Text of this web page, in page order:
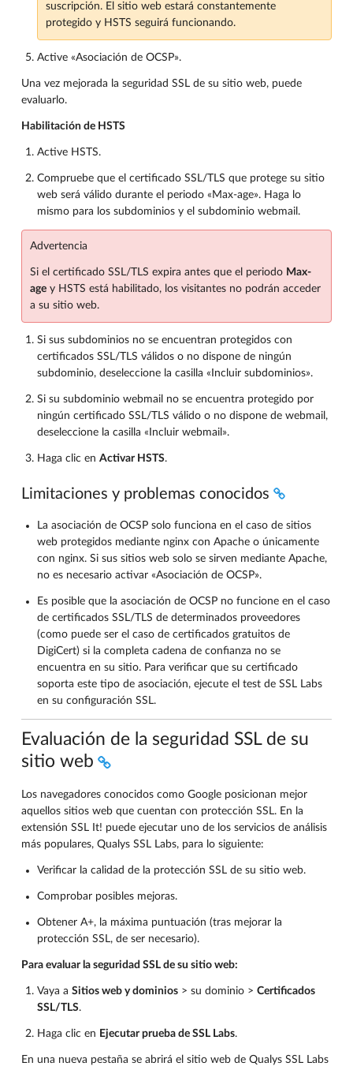
suscripción. El sitio web estará constantemente
protegido y HSTS seguirá funcionando.
Active «Asociación de OCSP».
Una vez mejorada la seguridad SSL de su sitio web, puede
evaluarlo.
Habilitación de HSTS
Active HSTS.
Compruebe que el certificado SSL/TLS que protege su sitio
web será válido durante el periodo «Max-age». Haga lo
mismo para los subdominios y el subdominio webmail.
Advertencia
Si el certificado SSL/TLS expira antes que el periodo Max-
age y HSTS está habilitado, los visitantes no podrán acceder
a su sitio web.
Si sus subdominios no se encuentran protegidos con
certificados SSL/TLS válidos o no dispone de ningún
subdominio, deseleccione la casilla «Incluir subdominios».
Si su subdominio webmail no se encuentra protegido por
ningún certificado SSL/TLS válido o no dispone de webmail,
deseleccione la casilla «Incluir webmail».
Haga clic en Activar HSTS.
Limitaciones y problemas conocidos
La asociación de OCSP solo funciona en el caso de sitios
web protegidos mediante nginx con Apache o únicamente
con nginx. Si sus sitios web solo se sirven mediante Apache,
no es necesario activar «Asociación de OCSP».
Es posible que la asociación de OCSP no funcione en el caso
de certificados SSL/TLS de determinados proveedores
(como puede ser el caso de certificados gratuitos de
DigiCert) si la completa cadena de confianza no se
encuentra en su sitio. Para verificar que su certificado
soporta este tipo de asociación, ejecute el test de SSL Labs
en su configuración SSL.
Evaluación de la seguridad SSL de su
sitio web
Los navegadores conocidos como Google posicionan mejor
aquellos sitios web que cuentan con protección SSL. En la
extensión SSL It! puede ejecutar uno de los servicios de análisis
más populares, Qualys SSL Labs, para lo siguiente:
Verificar la calidad de la protección SSL de su sitio web.
Comprobar posibles mejoras.
Obtener A+, la máxima puntuación (tras mejorar la
protección SSL, de ser necesario).
Para evaluar la seguridad SSL de su sitio web:
Vaya a Sitios web y dominios > su dominio > Certificados
SSL/TLS.
Haga clic en Ejecutar prueba de SSL Labs.
En una nueva pestaña se abrirá el sitio web de Qualys SSL Labs